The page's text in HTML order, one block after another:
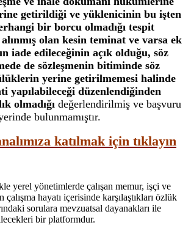
getirildiği ve yüklenicinin bu işten
bir borcu olmadığı tespit
olan kesin teminat ve varsa ek
iade edileceğinin açık olduğu, söz
de sözleşmenin bitiminde söz
yerine getirilmemesi halinde
yapılabileceği düzenlendiğinden
olmadığı değerlendirilmiş ve başvuru
bulunmamıştır.
katılmak için tıklayın
yerel yönetimlerde çalışan memur, işçi ve
hayatı içerisinde karşılaştıkları özlük
sorulara mevzuatsal dayanakları ile
bir platformdur.